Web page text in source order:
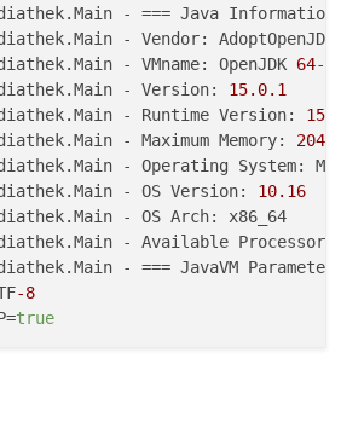
- === Java Information
- Vendor: AdoptOpenJDK
- VMname: OpenJDK 64-
- Version: 15.0.1
- Runtime Version:
- Maximum Memory: 2048
- Operating System:
- OS Version: 10.16
- OS Arch: x86_64
- Available
- === JavaVM Parameter
-8
true